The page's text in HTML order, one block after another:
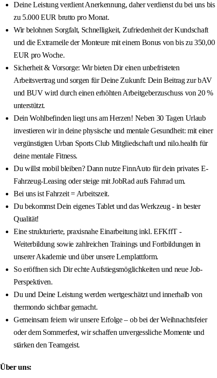
Deine Leistung verdient Anerkennung, daher verdienst du bei uns bis
zu 5.000 EUR brutto pro Monat.
Wir belohnen Sorgfalt, Schnelligkeit, Zufriedenheit der Kundschaft
und die Extrameile der Monteure mit einem Bonus von bis zu 350,00
EUR pro Woche.
Sicherheit & Vorsorge: Wir bieten Dir einen unbefristeten
Arbeitsvertrag und sorgen für Deine Zukunft: Dein Beitrag zur bAV
und BUV wird durch einen erhöhten Arbeitgeberzuschuss von 20 %
unterstützt.
Dein Wohlbefinden liegt uns am Herzen! Neben 30 Tagen Urlaub
investieren wir in deine physische und mentale Gesundheit: mit einer
vergünstigten Urban Sports Club Mitgliedschaft und nilo.health für
deine mentale Fitness.
Du willst mobil bleiben? Dann nutze FinnAuto für dein privates E-
Fahrzeug-Leasing oder steige mit JobRad aufs Fahrrad um.
Bei uns ist Fahrzeit = Arbeitszeit.
Du bekommst Dein eigenes Tablet und das Werkzeug - in bester
Qualität!
Eine strukturierte, praxisnahe Einarbeitung inkl. EFKffT -
Weiterbildung sowie zahlreichen Trainings und Fortbildungen in
unserer Akademie und über unsere Lernplattform.
So eröffnen sich Dir echte Aufstiegsmöglichkeiten und neue Job-
Perspektiven.
Du und Deine Leistung werden wertgeschätzt und innerhalb von
thermondo sichtbar gemacht.
Gemeinsam feiern wir unsere Erfolge – ob bei der Weihnachtsfeier
oder dem Sommerfest, wir schaffen unvergessliche Momente und
stärken den Teamgeist.
Über uns: